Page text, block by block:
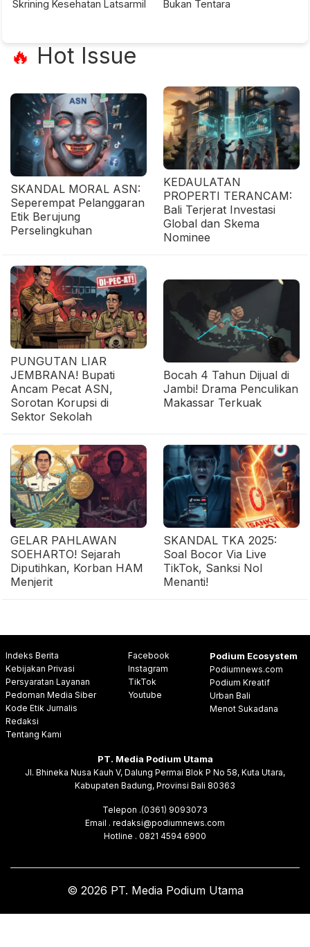
Skrining Kesehatan Latsarmil
Bukan Tentara
🔥 Hot Issue
SKANDAL MORAL ASN:
Seperempat Pelanggaran
Etik Berujung
Perselingkuhan
KEDAULATAN
PROPERTI TERANCAM:
Bali Terjerat Investasi
Global dan Skema
Nominee
PUNGUTAN LIAR
JEMBRANA! Bupati
Ancam Pecat ASN,
Sorotan Korupsi di
Sektor Sekolah
Bocah 4 Tahun Dijual di
Jambi! Drama Penculikan
Makassar Terkuak
GELAR PAHLAWAN
SOEHARTO! Sejarah
Diputihkan, Korban HAM
Menjerit
SKANDAL TKA 2025:
Soal Bocor Via Live
TikTok, Sanksi Nol
Menanti!
Indeks Berita
Kebijakan Privasi
Persyaratan Layanan
Pedoman Media Siber
Kode Etik Jurnalis
Redaksi
Tentang Kami
Facebook
Instagram
TikTok
Youtube
Podium Ecosystem
Podiumnews.com
Podium Kreatif
Urban Bali
Menot Sukadana
PT. Media Podium Utama
Jl. Bhineka Nusa Kauh V, Dalung Permai Blok P No 58, Kuta Utara,
Kabupaten Badung, Provinsi Bali 80363
Telepon .(0361) 9093073
Email . redaksi@podiumnews.com
Hotline . 0821 4594 6900
© 2026 PT. Media Podium Utama